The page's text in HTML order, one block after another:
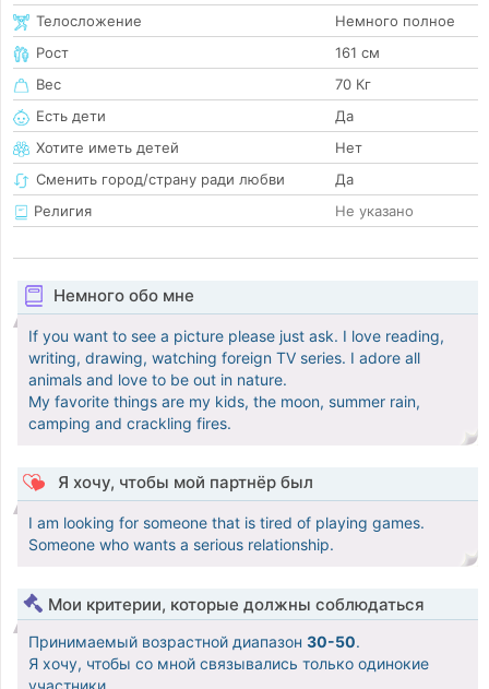
Телосложение
Немного полное
Рост
161 см
Вес
70 Кг
Есть дети
Да
Хотите иметь детей
Нет
Сменить город/страну ради любви
Да
Религия
Не указано
Немного обо мне
If you want to see a picture please just ask. I love reading,
writing, drawing, watching foreign TV series. I adore all
animals and love to be out in nature.
My favorite things are my kids, the moon, summer rain,
camping and crackling fires.
Я хочу, чтобы мой партнёр был
I am looking for someone that is tired of playing games.
Someone who wants a serious relationship.
Мои критерии, которые должны соблюдаться
Принимаемый возрастной диапазон 30-50.
Я хочу, чтобы со мной связывались только одинокие